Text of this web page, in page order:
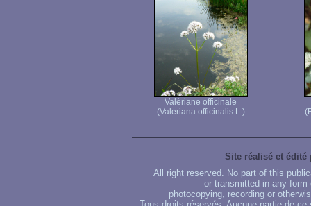
Valériane officinale
(Valeriana officinalis L.)
Site réalisé et édité
All right reserved. No part of this
or transmitted in any
photocopying, recording or